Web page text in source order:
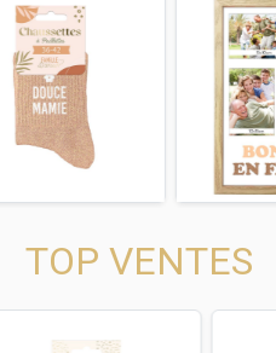
Next Previous Next
TOP VENTES